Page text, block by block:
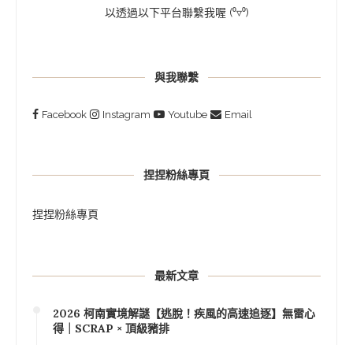
以透過以下平台聯繫我喔 (⁰▿⁰)
與我聯繫
Facebook Instagram Youtube Email
捏捏粉絲專頁
捏捏粉絲專頁
最新文章
2026 柯南實境解謎【逃脫！疾風的高速追逐】無雷心
得｜SCRAP × 頂級豬排